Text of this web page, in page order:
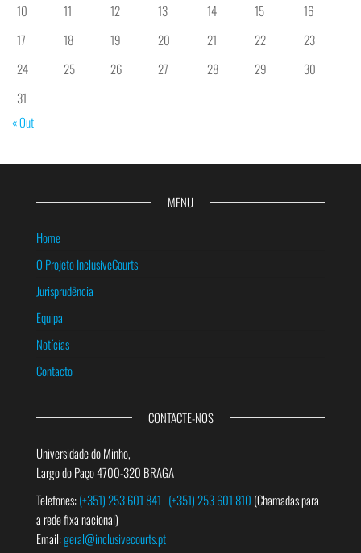
10
11 12 13 14 15
16
17
18 19 20 21 22
23
24
25 26 27 28 29
30
31
« Out
MENU
Home
O Projeto InclusiveCourts
Jurisprudência
Equipa
Notícias
Contacto
CONTACTE-NOS
Universidade do Minho,
Largo do Paço 4700-320 BRAGA
Telefones:(+351) 253 601 841 (+351) 253 601 810 (Chamadas para
a rede fixa nacional)
Email:geral@inclusivecourts.pt